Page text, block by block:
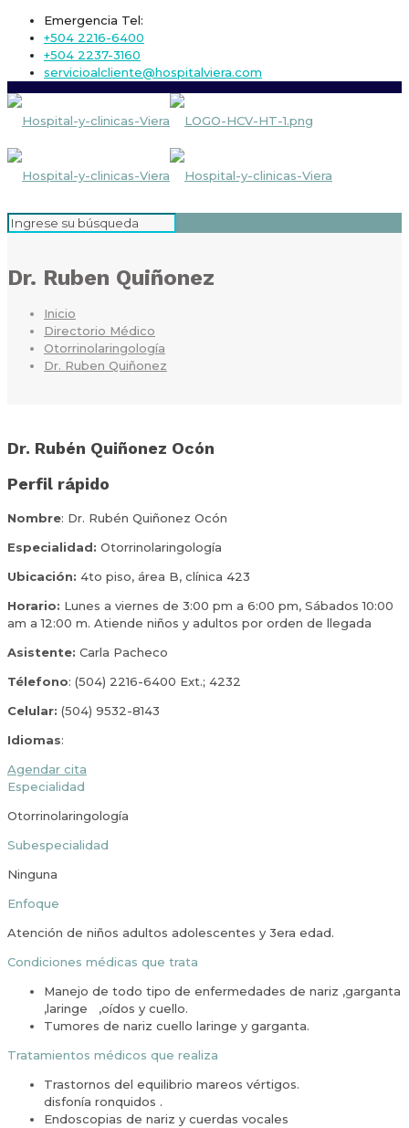
Emergencia Tel:
+504 2216-6400
+504 2237-3160
servicioalcliente@hospitalviera.com
Dr. Ruben Quiñonez
Inicio
Directorio Médico
Otorrinolaringología
Dr. Ruben Quiñonez
Dr. Rubén Quiñonez Ocón
Perfil rápido
Nombre: Dr. Rubén Quiñonez Ocón
Especialidad: Otorrinolaringología
Ubicación: 4to piso, área B, clínica 423
Horario: Lunes a viernes de 3:00 pm a 6:00 pm, Sábados 10:00
am a 12:00 m. Atiende niños y adultos por orden de llegada
Asistente: Carla Pacheco
Télefono: (504) 2216-6400 Ext.; 4232
Celular: (504) 9532-8143
Idiomas:
Agendar cita
Especialidad
Otorrinolaringología
Subespecialidad
Ninguna
Enfoque
Atención de niños adultos adolescentes y 3era edad.
Condiciones médicas que trata
Manejo de todo tipo de enfermedades de nariz ,garganta
,laringe ,oídos y cuello.
Tumores de nariz cuello laringe y garganta.
Tratamientos médicos que realiza
Trastornos del equilibrio mareos vértigos.
disfonía ronquidos .
Endoscopias de nariz y cuerdas vocales